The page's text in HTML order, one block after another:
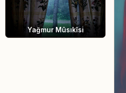
Yağmur Mûsıkîsi